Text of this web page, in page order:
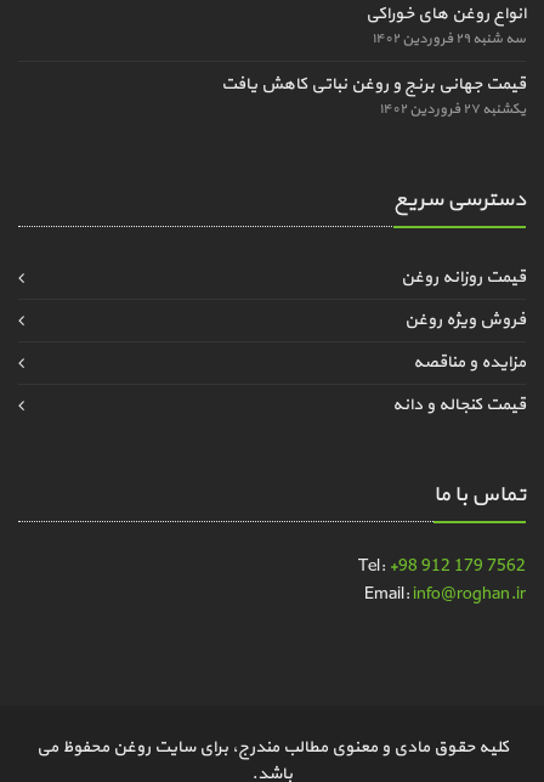
انواع روغن های خوراکی
سه شنبه ۲۹ فروردین ۱۴۰۲
قیمت جهانی برنج و روغن نباتی کاهش یافت
یکشنبه ۲۷ فروردین ۱۴۰۲
دسترسی سریع
قیمت روزانه روغن
فروش ویژه روغن
مزایده و مناقصه
قیمت کنجاله و دانه
تماس با ما
Tel: +98 912 179 7562
Email:info@roghan.ir
کلیه حقوق مادی و معنوی مطالب مندرج، برای سایت روغن محفوظ می
باشد.